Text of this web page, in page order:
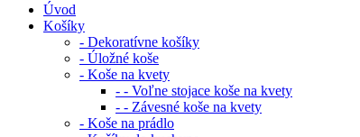
Úvod
Košíky
- Dekoratívne košíky
- Úložné koše
- Koše na kvety
- - Voľne stojace koše na kvety
- - Závesné koše na kvety
- Koše na prádlo